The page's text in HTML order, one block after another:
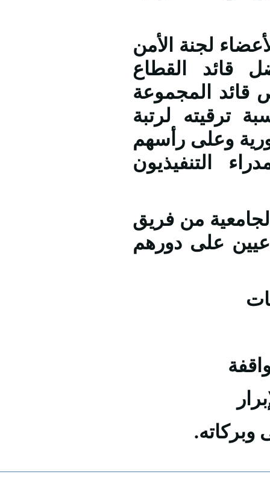
لجنة الأمن
قائد القطاع
قائد المجموعة
ترقيته لرتبة
وعلى رأسهم
التنفيذيون
من فريق
على دورهم
وبركاته.